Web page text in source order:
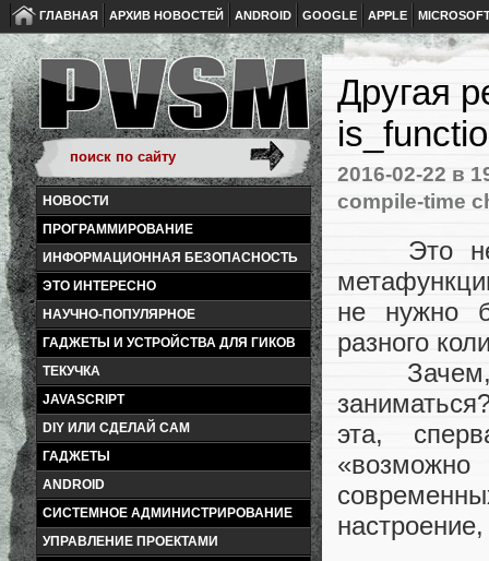
ГЛАВНАЯ АРХИВ НОВОСТЕЙ ANDROID GOOGLE APPLE
НОВОСТИ
ПРОГРАММИРОВАНИЕ
ИНФОРМАЦИОННАЯ БЕЗОПАСНОСТЬ
ЭТО ИНТЕРЕСНО
НАУЧНО-ПОПУЛЯРНОЕ
ГАДЖЕТЫ И УСТРОЙСТВА ДЛЯ ГИКОВ
ТЕКУЧКА
JAVASCRIPT
DIY ИЛИ СДЕЛАЙ САМ
ГАДЖЕТЫ
ANDROID
СИСТЕМНОЕ АДМИНИСТРИРОВАНИЕ
УПРАВЛЕНИЕ ПРОЕКТАМИ
Другая
2016-02-22 в
compile-time
Это
не нужно
разного
Зачем,
эта,